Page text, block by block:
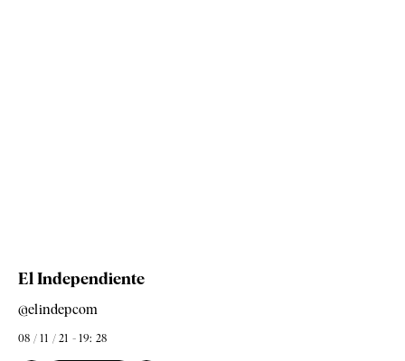
El Independiente
@elindepcom
08 / 11 / 21 - 19: 28